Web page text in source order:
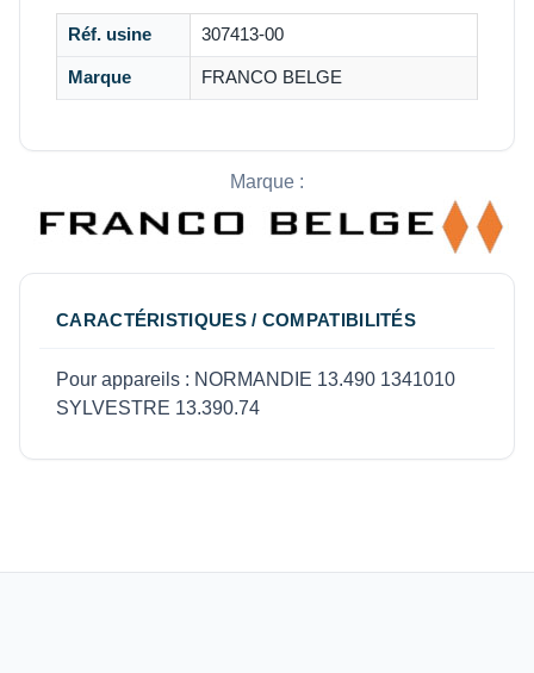
Réf. usine 307413-00
Marque FRANCO BELGE
Marque :
CARACTÉRISTIQUES / COMPATIBILITÉS
Pour appareils : NORMANDIE 13.490 1341010
SYLVESTRE 13.390.74